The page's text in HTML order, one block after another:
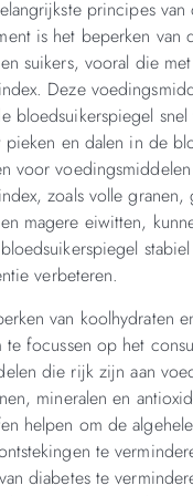
principes van
is het beperken van
suikers, vooral die
Deze
bloedsuikerspiegel
en dalen in de
voor
zoals volle
magere eiwitten,
verbeteren.
van koolhydraten
focussen op het
die rijk zijn aan
mineralen en
helpen om de
te
diabetes te